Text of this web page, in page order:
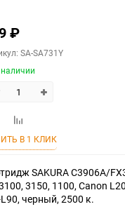
₽
SA-SA731Y
Добавить
сравнению
В 1 КЛИК
SAKURA C3906A/
3150, 1100, Canon
черный, 2500 к.